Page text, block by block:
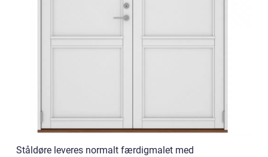
Ståldøre leveres normalt færdigmalet med